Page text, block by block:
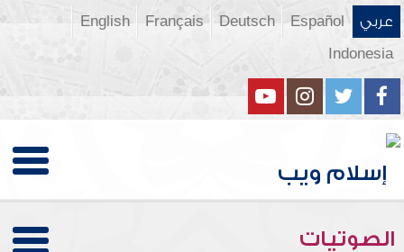
عربي Español
Deutsch
Français
English
Indonesia
الصوتيات